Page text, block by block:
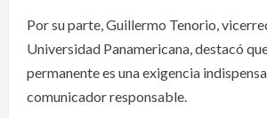
Por su parte, Guillermo Tenorio,
Universidad Panamericana, destacó
permanente es una exigencia
comunicador responsable.